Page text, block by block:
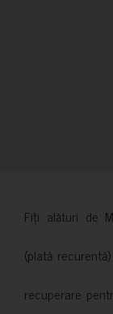
Fiți alături de
(plată
recuperare